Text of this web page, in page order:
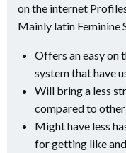
on the internet
Mainly latin Feminine
Offers an easy on
system that have
Will bring a less
compared to other
Might have less
for getting like and